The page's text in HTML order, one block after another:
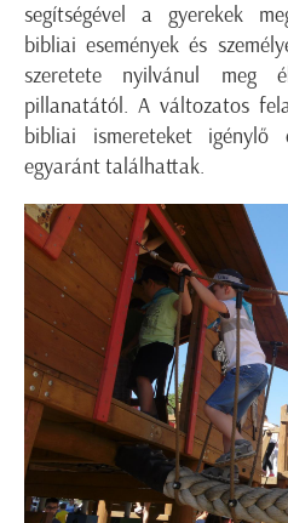
segítségével a gyerekek
bibliai események és
szeretete nyilvánul meg
pillanatától. A változatos
bibliai ismereteket igénylő
egyaránt találhattak.